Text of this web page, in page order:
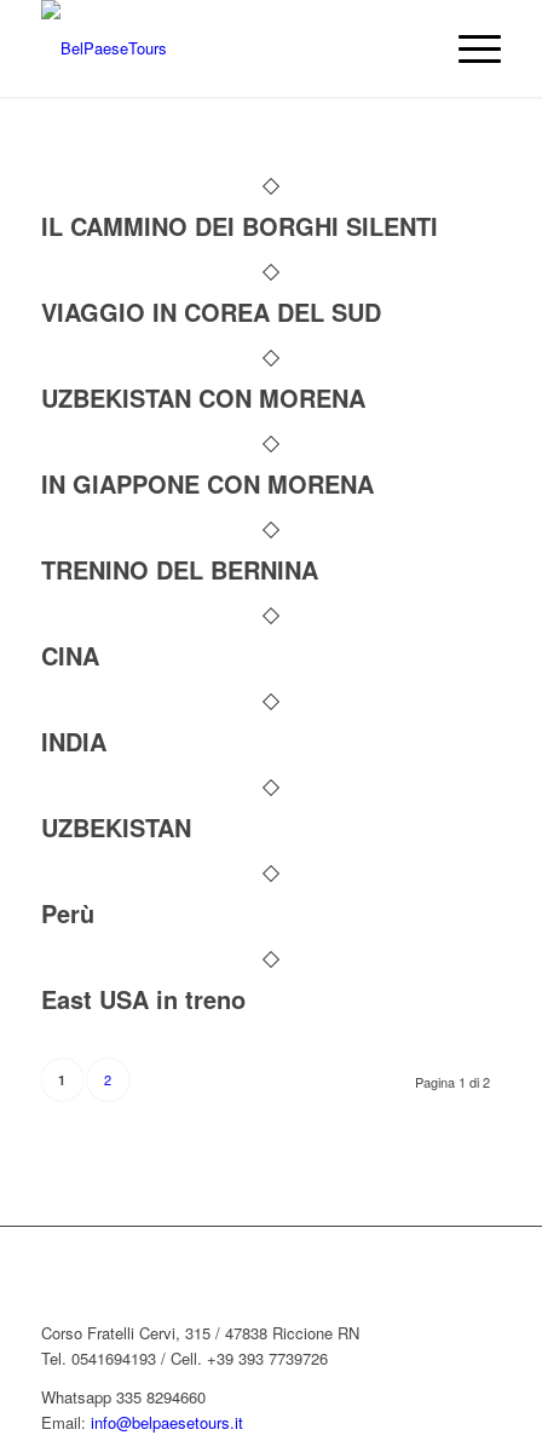
IL CAMMINO DEI BORGHI SILENTI
VIAGGIO IN COREA DEL SUD
UZBEKISTAN CON MORENA
IN GIAPPONE CON MORENA
TRENINO DEL BERNINA
CINA
INDIA
UZBEKISTAN
Perù
East USA in treno
Pagina 1 di 2
1 2
Corso Fratelli Cervi, 315 / 47838 Riccione RN
Tel. 0541694193 / Cell. +39 393 7739726
Whatsapp 335 8294660
Email: info@belpaesetours.it